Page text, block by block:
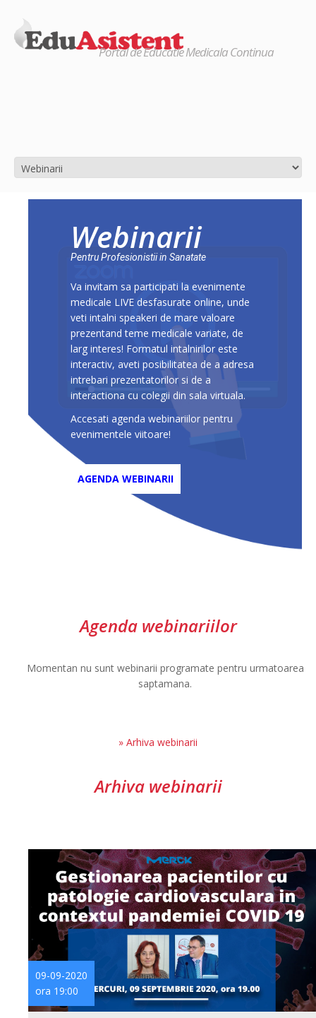
Portal de Educatie Medicala Continua
Webinarii
Pentru Profesionistii in Sanatate
Va invitam sa participati la evenimente
medicale LIVE desfasurate online, unde
veti intalni speakeri de mare valoare
prezentand teme medicale variate, de
larg interes! Formatul intalnirilor este
interactiv, aveti posibilitatea de a adresa
intrebari prezentatorilor si de a
interactiona cu colegii din sala virtuala.
Accesati agenda webinariilor pentru
evenimentele viitoare!
AGENDA WEBINARII
Agenda webinariilor
Momentan nu sunt webinarii programate pentru urmatoarea
saptamana.
» Arhiva webinarii
Arhiva webinarii
09-09-2020
ora 19:00